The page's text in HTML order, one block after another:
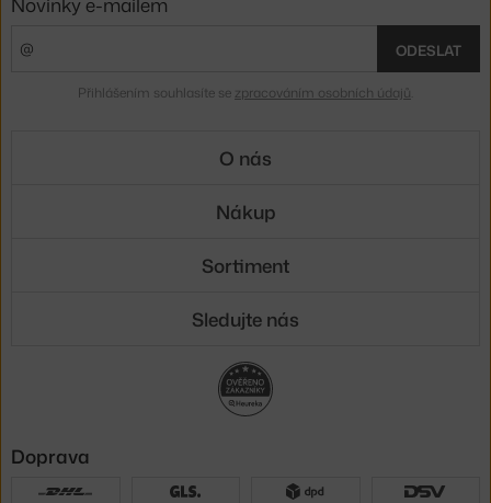
ODESLAT
Přihlášením souhlasíte se zpracováním osobních údajů
O nás
Nákup
Sortiment
Sledujte nás
Doprava